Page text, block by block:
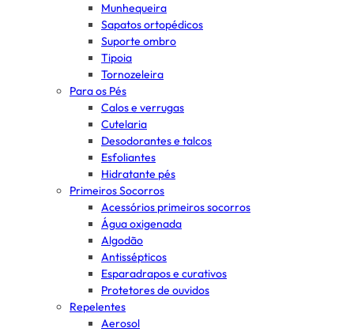
Munhequeira
Sapatos ortopédicos
Suporte ombro
Tipoia
Tornozeleira
Para os Pés
Calos e verrugas
Cutelaria
Desodorantes e talcos
Esfoliantes
Hidratante pés
Primeiros Socorros
Acessórios primeiros socorros
Água oxigenada
Algodão
Antissépticos
Esparadrapos e curativos
Protetores de ouvidos
Repelentes
Aerosol